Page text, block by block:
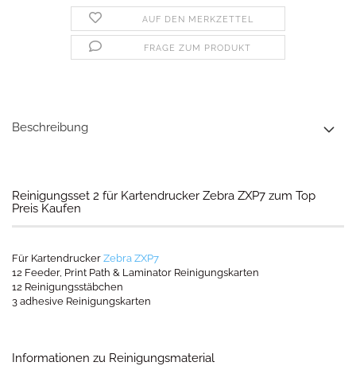
AUF DEN MERKZETTEL
FRAGE ZUM PRODUKT
Beschreibung
Reinigungsset 2 für Kartendrucker Zebra ZXP7 zum Top
Preis Kaufen
Für Kartendrucker Zebra ZXP7
12 Feeder, Print Path & Laminator Reinigungskarten
12 Reinigungsstäbchen
3 adhesive Reinigungskarten
Informationen zu Reinigungsmaterial